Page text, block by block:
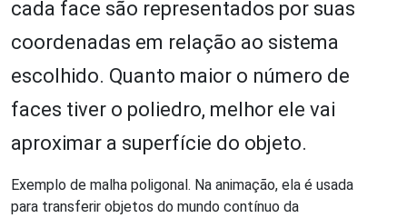
cada face são representados por suas
coordenadas em relação ao sistema
escolhido. Quanto maior o número de
faces tiver o poliedro, melhor ele vai
aproximar a superfície do objeto.
Exemplo de malha poligonal. Na animação, ela é usada
para transferir objetos do mundo contínuo da